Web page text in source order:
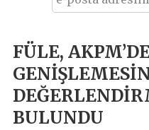
FÜLE,
BULUNDU